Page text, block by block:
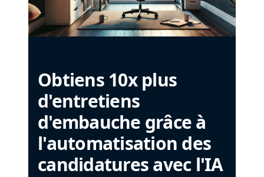
Obtiens 10x plus
d'entretiens
d'embauche grâce à
l'automatisation des
candidatures avec l'IA